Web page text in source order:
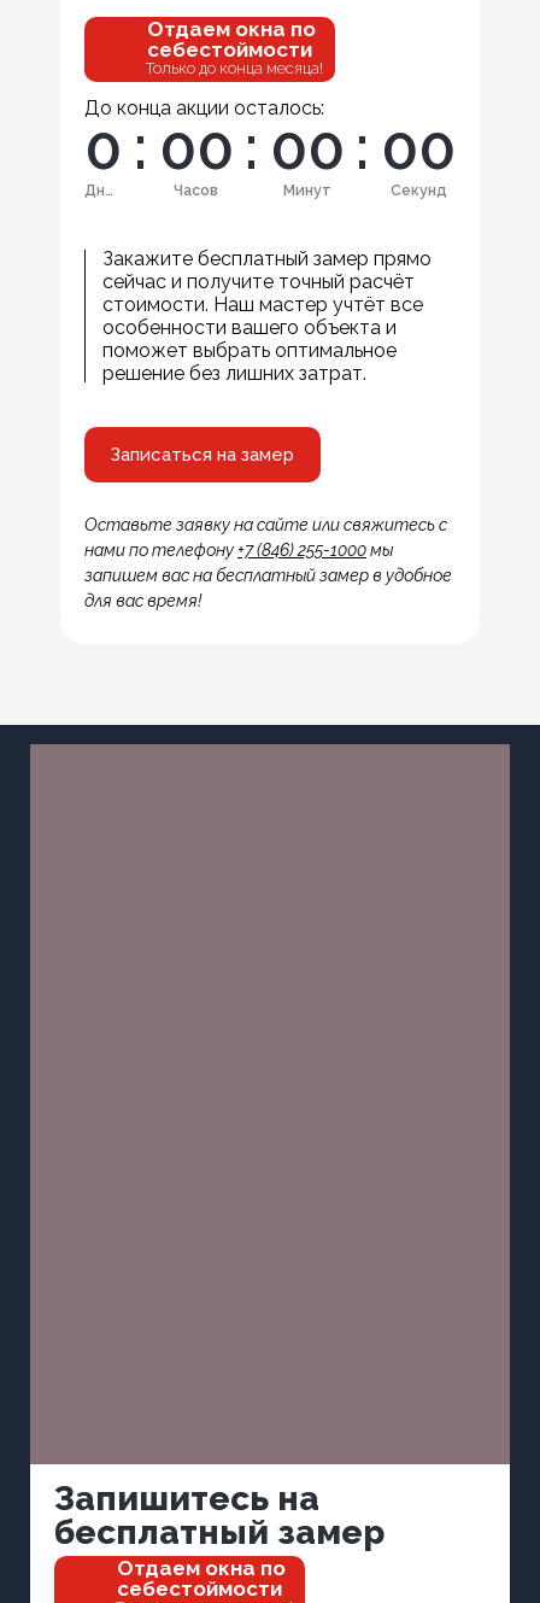
До конца акции осталось:
Только до конца месяца!
Отдаем окна по
себестоймости
0
Дней
: 00
Часов
: 00
Минут
: 00
Секунд
Закажите бесплатный замер прямо
сейчас и получите точный расчёт
стоимости. Наш мастер учтёт все
особенности вашего объекта и
поможет выбрать оптимальное
решение без лишних затрат.
Записаться на замер
Оставьте заявку на сайте или свяжитесь с
нами по телефону+7 (846) 255-1000мы
запишем вас на бесплатный замер в удобное
для вас время!
Отдаем окна по
себестоймости
Запишитесь на
бесплатный замер